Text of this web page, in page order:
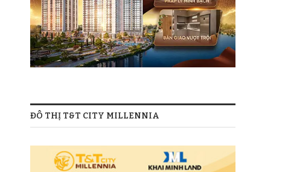
ĐÔ THỊ T&T CITY MILLENNIA